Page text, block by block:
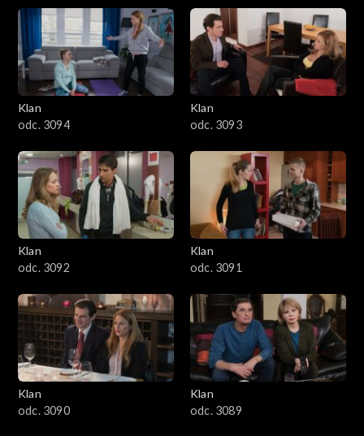
3601–3700
3501–3600
3401–3500
3201–3300
3101–3200
3001–3100
2901–3000
2801–2900
2701–2800
Klan
odc. 3094
Klan
odc. 3093
Klan
odc. 3092
Klan
odc. 3091
Klan
odc. 3090
Klan
odc. 3089